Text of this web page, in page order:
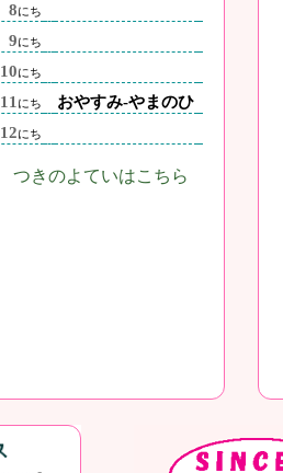
8にち
9にち
10にち
11 にち
おやすみ-やまのひ
12にち
つきのよていはこちら